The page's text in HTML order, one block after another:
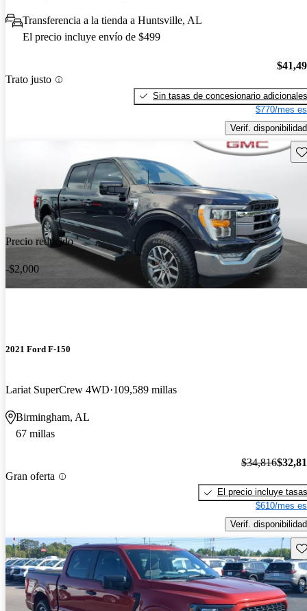
Transferencia a la tienda a Huntsville, AL
El precio incluye envío de $499
Trato justo
Sin tasas de concesionario adicionales
$770/mes
Verif. disponibilidad
Precio reducido
-$2,000
2021 Ford F-150
Lariat SuperCrew 4WD 109,589 millas
Birmingham, AL
67 millas
Gran oferta
$34,816
El precio incluye tasas
$610/mes
Verif. disponibilidad